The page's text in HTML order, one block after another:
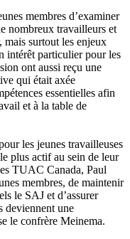
membres d’examiner
nombreux travailleurs et
mais surtout les enjeux
intérêt particulier pour les
ont aussi reçu une
qui était axée
essentielles afin
et à la table de
les jeunes travailleuses
plus actif au sein de leur
TUAC Canada, Paul
membres, de maintenir
le SAJ et d’assurer
deviennent une
le confrère Meinema.